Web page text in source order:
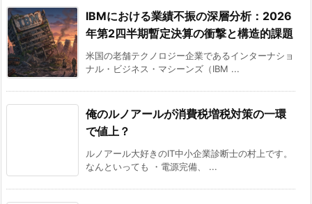
IBMにおける業績不振の深層分析：2026
年第2四半期暫定決算の衝撃と構造的課題
米国の老舗テクノロジー企業であるインターナショ
ナル・ビジネス・マシーンズ（IBM ...
俺のルノアールが消費税増税対策の一環
で値上？
ルノアール大好きのIT中小企業診断士の村上です。
なんといっても ・電源完備、 ...